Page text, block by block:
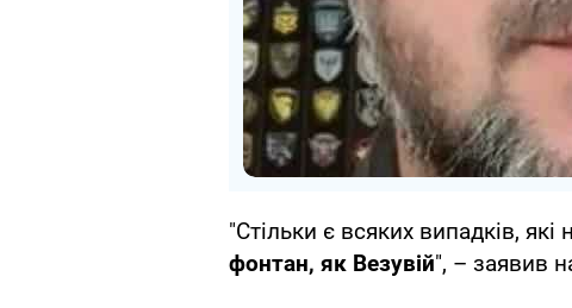
"Стільки є всяких випадків,
фонтан, як Везувій", – заявив